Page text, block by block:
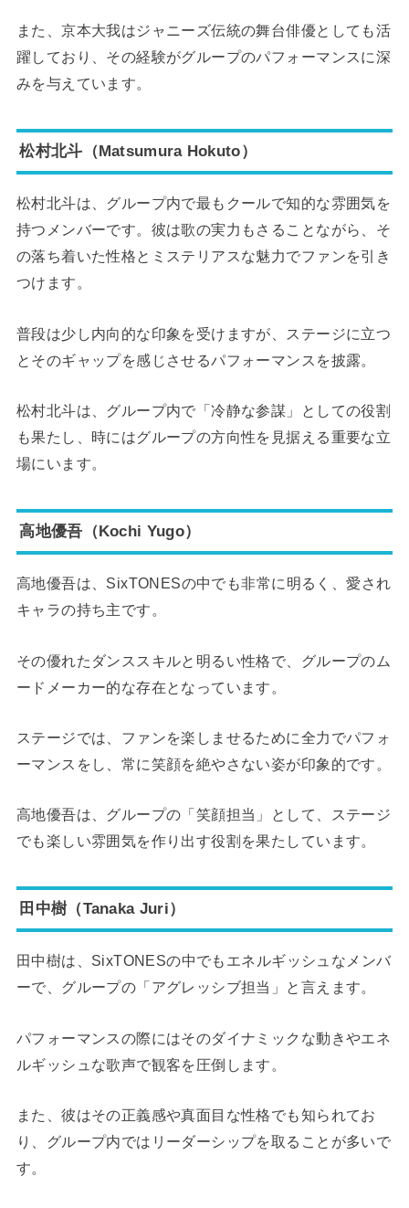
また、京本大我はジャニーズ伝統の舞台俳優としても活
躍しており、その経験がグループのパフォーマンスに深
みを与えています。
松村北斗（Matsumura Hokuto）
松村北斗は、グループ内で最もクールで知的な雰囲気を
持つメンバーです。彼は歌の実力もさることながら、そ
の落ち着いた性格とミステリアスな魅力でファンを引き
つけます。
普段は少し内向的な印象を受けますが、ステージに立つ
とそのギャップを感じさせるパフォーマンスを披露。
松村北斗は、グループ内で「冷静な参謀」としての役割
も果たし、時にはグループの方向性を見据える重要な立
場にいます。
高地優吾（Kochi Yugo）
高地優吾は、SixTONESの中でも非常に明るく、愛され
キャラの持ち主です。
その優れたダンススキルと明るい性格で、グループのム
ードメーカー的な存在となっています。
ステージでは、ファンを楽しませるために全力でパフォ
ーマンスをし、常に笑顔を絶やさない姿が印象的です。
高地優吾は、グループの「笑顔担当」として、ステージ
でも楽しい雰囲気を作り出す役割を果たしています。
田中樹（Tanaka Juri）
田中樹は、SixTONESの中でもエネルギッシュなメンバ
ーで、グループの「アグレッシブ担当」と言えます。
パフォーマンスの際にはそのダイナミックな動きやエネ
ルギッシュな歌声で観客を圧倒します。
また、彼はその正義感や真面目な性格でも知られてお
り、グループ内ではリーダーシップを取ることが多いで
す。